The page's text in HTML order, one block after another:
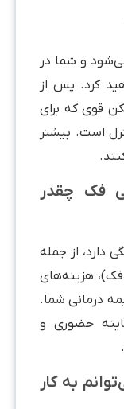
و شما در
کرد. پس از
قوی که برای
است. بیشتر
فک چقدر
دارد، از جمله
هزینه‌های
درمانی شما.
حضوری و
به کار